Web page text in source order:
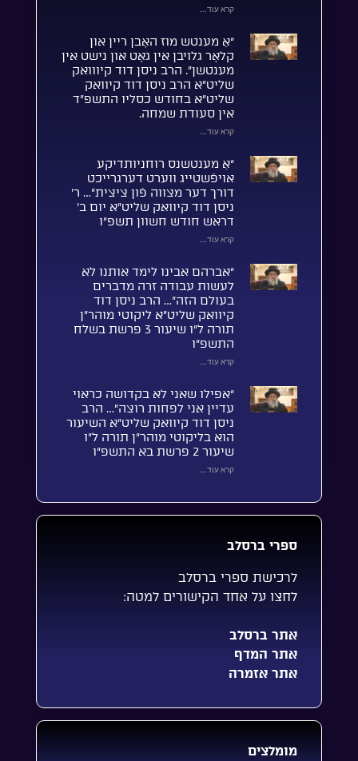
קרא עוד...
“אַ מענטש מוז האָבן ריין און
קלאָר גלויבן אין גאָט און נישט אין
מענטשן”. הרב ניסן דוד קיווואק
שליט”א הרב ניסן דוד קיוואק
שליט”א בחודש כסליו התשפ”ד
אין סעודת שמחה.
קרא עוד...
“אַ מענטשנס רוחניותדיקע
אויפֿשטייג ווערט דערגרייכט
דורך דער מצווה פֿון ציצית”… ר’
ניסן דוד קיוואק שליט”א יום ב’
דראש חודש חשוון תשפ”ו
קרא עוד...
“אברהם אבינו לימד אותנו לא
לעשות עבודה זרה מדברים
בעולם הזה”… הרב ניסן דוד
קיוואק שליט”א ליקוטי מוהר”ן
תורה ל”ו שיעור 3 פרשת בשלח
התשפ”ו
קרא עוד...
“אפילו שאני לא בקדושה כראוי
עדיין אני לפחות רוצה”… הרב
ניסן דוד קיוואק שליט”א השיעור
הוא בליקוטי מוהר”ן תורה ל”ו
שיעור 2 פרשת בא התשפ”ו
קרא עוד...
ספרי ברסלב
לרכישת ספרי ברסלב
לחצו על אחד הקישורים למטה:
אתר ברסלב
אתר המדף
אתר אזמרה
מומלצים